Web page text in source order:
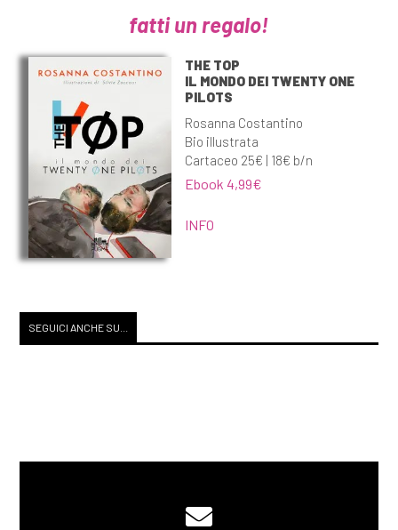
fatti un regalo!
THE TOP
IL MONDO DEI TWENTY ONE
PILOTS
Rosanna Costantino
Bio illustrata
Cartaceo 25€ | 18€ b/n
Ebook 4,99€
INFO
SEGUICI ANCHE SU...